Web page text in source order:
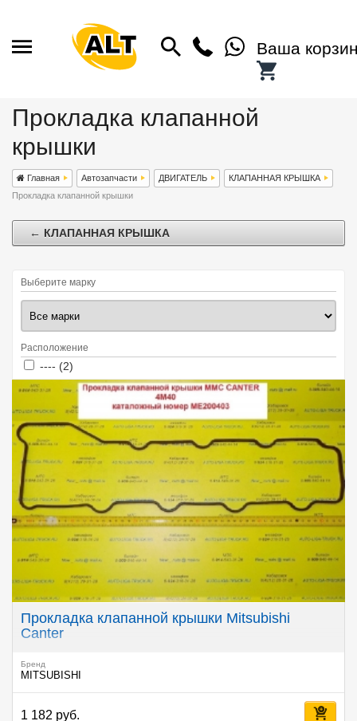
Ваша
Прокладка клапанной
крышки
Главная Автозапчасти ДВИГАТЕЛЬ
КЛАПАННАЯ КРЫШКА
Прокладка клапанной крышки
← КЛАПАННАЯ КРЫШКА
Выберите марку
Расположение
Apply ---- filter
---- (2)
Прокладка клапанной крышки Mitsubishi
Canter
Бренд
MITSUBISHI
1 182 руб.